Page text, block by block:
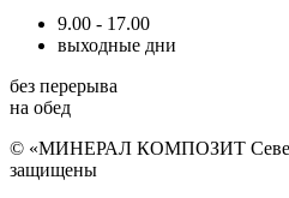
9.00 - 17.00
выходные дни
без перерыва
на обед
© «МИНЕРАЛ КОМПОЗИТ
защищены